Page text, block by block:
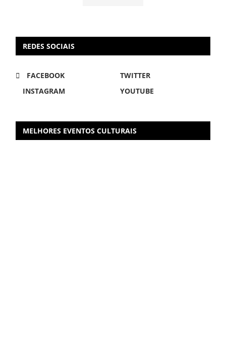
REDES SOCIAIS
FACEBOOK
TWITTER
INSTAGRAM
YOUTUBE
MELHORES EVENTOS CULTURAIS